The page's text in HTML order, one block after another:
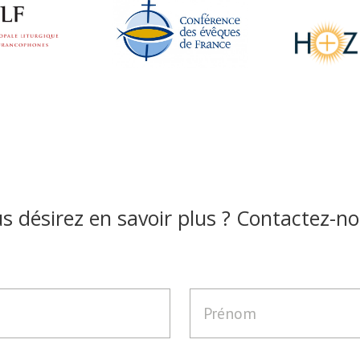
désirez en savoir plus ? Contactez-